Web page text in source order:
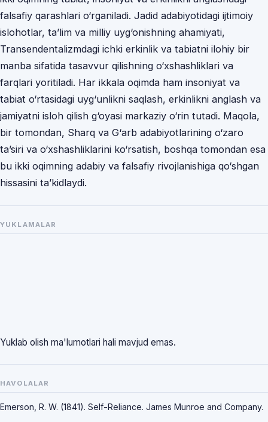
falsafiy qarashlari o‘rganiladi. Jadid adabiyotidagi ijtimoiy
islohotlar, ta’lim va milliy uyg‘onishning ahamiyati,
Transendentalizmdagi ichki erkinlik va tabiatni ilohiy bir
manba sifatida tasavvur qilishning o‘xshashliklari va
farqlari yoritiladi. Har ikkala oqimda ham insoniyat va
tabiat o‘rtasidagi uyg‘unlikni saqlash, erkinlikni anglash va
jamiyatni isloh qilish g‘oyasi markaziy o‘rin tutadi. Maqola,
bir tomondan, Sharq va G‘arb adabiyotlarining o‘zaro
ta’siri va o‘xshashliklarini ko‘rsatish, boshqa tomondan esa
bu ikki oqimning adabiy va falsafiy rivojlanishiga qo‘shgan
hissasini ta’kidlaydi.
YUKLAMALAR
Yuklab olish ma'lumotlari hali mavjud emas.
HAVOLALAR
Emerson, R. W. (1841). Self-Reliance. James Munroe and Company.